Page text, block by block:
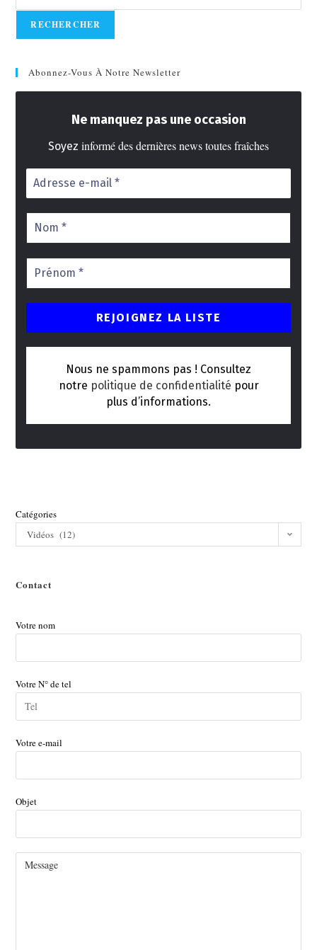
RECHERCHER
Abonnez-Vous À Notre Newsletter
Ne manquez pas une occasion
Soyez informé des dernières news toutes fraîches
Nous ne spammons pas ! Consultez
notre politique de confidentialité pour
plus d’informations.
Catégories
Vidéos (12)
Contact
Votre nom
Votre N° de tel
Votre e-mail
Objet